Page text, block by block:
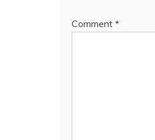
Comment *